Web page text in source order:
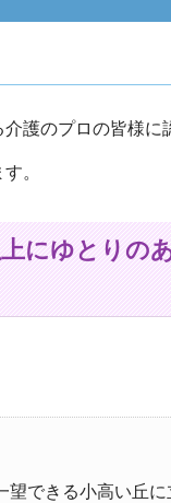
護のプロの皆様に
。
にゆとりの
望できる小高い丘